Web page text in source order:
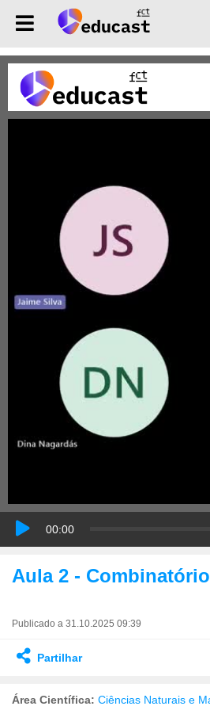
00:00
Aula 2 -
Publicado a 31.10.2025 09:39
Partilhar
Área Científica: Ciências Naturais e